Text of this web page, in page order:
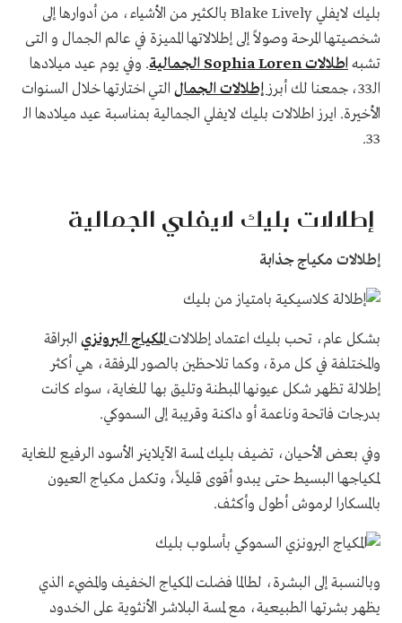
بليك لايفلي Blake Lively بالكثير من الأشياء، من أدوارها إلى
شخصيتها المرحة وصولاً إلى إطلالاتها المميزة في عالم الجمال و التى
تشبهاطلالات Sophia Loren الجمالية
. وفي يوم عيد ميلادها
إطلالات الجمالالتي اختارتها خلال السنوات
الأخيرة. ايرز اطلالات بليك لايفلي الجمالية بمناسبة عيد ميلادها الـ
إطلالات بليك لايفلي الجمالية
إطلالات مكياج جذابة
بشكل عام، تحب بليك اعتماد إطلالاتالمكياج البرونزيالبراقة
والمختلفة في كل مرة، وكما تلاحظين بالصور المرفقة، هي أكثر
إطلالة تظهر شكل عيونها المبطنة وتليق بها للغاية، سواء كانت
بدرجات فاتحة وناعمة أو داكنة وقريبة إلى السموكي.
وفي بعض الأحيان، تضيف بليك لمسة الآيلاينر الأسود الرفيع للغاية
لمكياجها البسيط حتى يبدو أقوى قليلاً، وتكمل مكياج العيون
بالمسكارا لرموش أطول وأكثف.
وبالنسبة إلى البشرة، لطالما فضلت المكياج الخفيف والمضيء الذي
يظهر بشرتها الطبيعية، مع لمسة البلاشر الأنثوية على الخدود